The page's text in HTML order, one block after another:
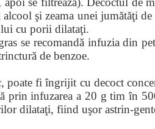
şi zeama unei jumătăţi
cu porii dilataţi.
se recomandă infuzia din
de benzoe.
poate fi îngrijit cu decoct
prin infuzarea a 20 g tim în
dilataţi, fiind uşor astrin-